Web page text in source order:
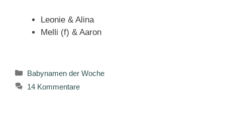
Leonie & Alina
Melli (f) & Aaron
Kategorien
Babynamen der Woche
14 Kommentare